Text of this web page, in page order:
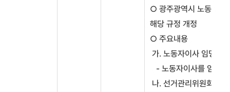
○ 광주광역시 노동자이
해당 규정 개정
○ 주요내용
가. 노동자이사 임명절
- 노동자이사를 임명하
나. 선거관리위원회 설